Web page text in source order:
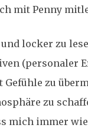
mit Penny
locker zu
(personaler
Gefühle zu
zu
mich immer